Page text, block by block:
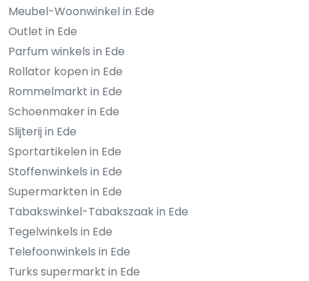
Meubel-Woonwinkel in Ede
Outlet in Ede
Parfum winkels in Ede
Rollator kopen in Ede
Rommelmarkt in Ede
Schoenmaker in Ede
Slijterij in Ede
Sportartikelen in Ede
Stoffenwinkels in Ede
Supermarkten in Ede
Tabakswinkel-Tabakszaak in Ede
Tegelwinkels in Ede
Telefoonwinkels in Ede
Turks supermarkt in Ede